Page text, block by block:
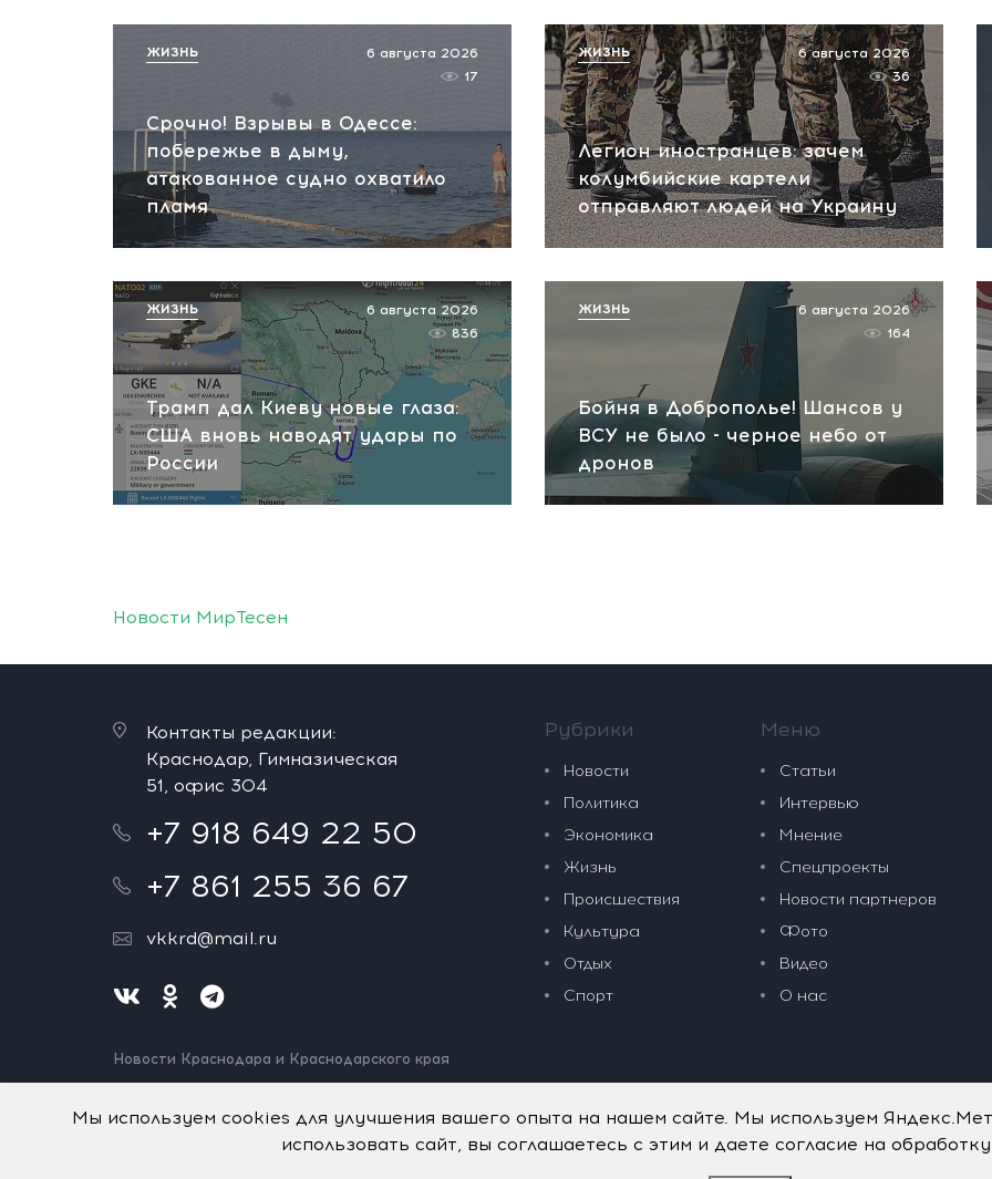
Срочно! Взрывы в Одессе:
побережье в дыму,
атакованное судно охватило
пламя
6 августа 2026
17
ЖИЗНЬ
Легион иностранцев: зачем
колумбийские картели
отправляют людей на Украину
6 августа 2026
36
ЖИЗНЬ
Трамп дал Киеву новые глаза:
США вновь наводят удары по
России
6 августа 2026
836
ЖИЗНЬ
Бойня в Доброполье! Шансов у
ВСУ не было - черное небо от
дронов
6 августа 2026
164
ЖИЗНЬ
Новости МирТесен
Контакты редакции:
Краснодар, Гимназическая
51, офис 304
+7 918 649 22 50
+7 861 255 36 67
vkkrd@mail.ru
Новости Краснодара и Краснодарского края
Нашли ошибку? Выделите и нажмите Ctrl+Enter.
Рубрики
Новости
Политика
Экономика
Жизнь
Происшествия
Культура
Отдых
Спорт
Меню
Статьи
Интервью
Мнение
Спецпроекты
Новости партнеров
Фото
Видео
О нас
Мы используем cookies для улучшения вашего опыта на нашем сайте. Мы используем
использовать сайт, вы соглашаетесь с этим и даете согласие на